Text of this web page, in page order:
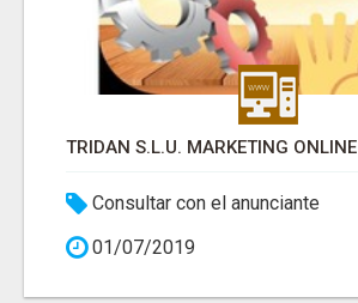
TRIDAN S.L.U. MARKETING ONLINE
Consultar con el anunciante
01/07/2019